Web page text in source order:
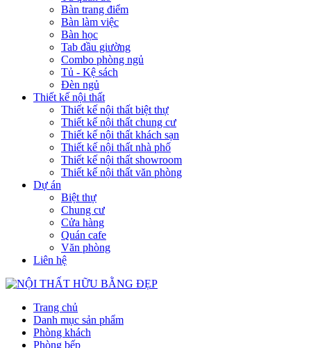
Bàn trang điểm
Bàn làm việc
Bàn học
Tab đầu giường
Combo phòng ngủ
Tủ - Kệ sách
Đèn ngủ
Thiết kế nội thất
Thiết kế nội thất biệt thự
Thiết kế nội thất chung cư
Thiết kế nội thất khách sạn
Thiết kế nội thất nhà phố
Thiết kế nội thất showroom
Thiết kế nội thất văn phòng
Dự án
Biệt thự
Chung cư
Cửa hàng
Quán cafe
Văn phòng
Liên hệ
Trang chủ
Danh mục sản phẩm
Phòng khách
Phòng bếp